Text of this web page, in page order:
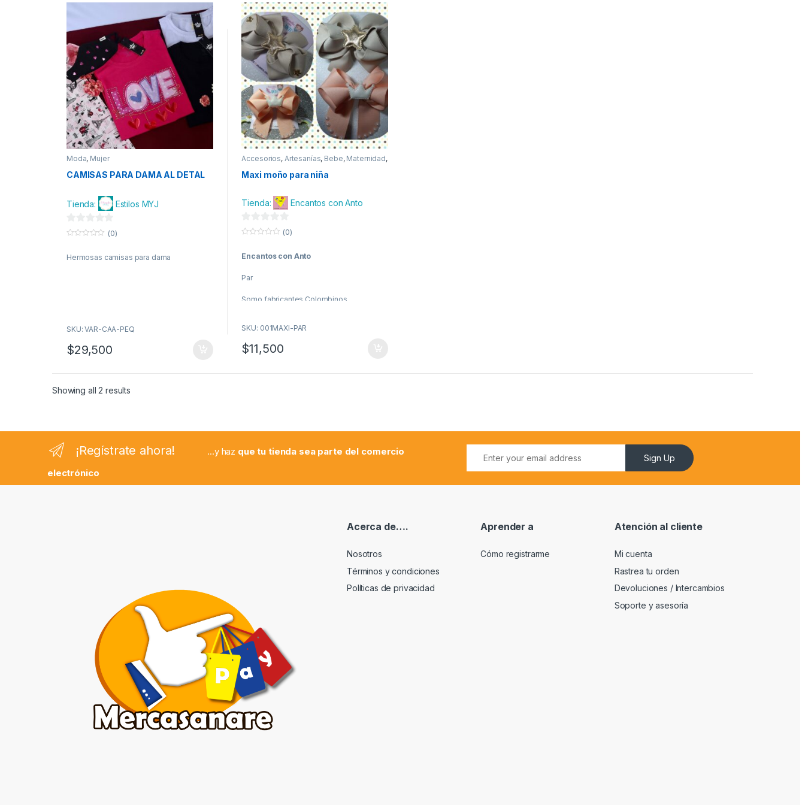
Moda, Mujer
CAMISAS PARA DAMA AL DETAL
Tienda: Estilos MYJ
0
e
u
(0)
Hermosas camisas para dama
SKU: VAR-CAA-PEQ
$29,500
Accesorios, Artesanías, Bebe, Maternidad,
Moños y Moñas , ,
Maxi moño para niña
Tienda: Encantos con Anto
0
e
u
f
(0)
Encantos con Anto
Par
Somo fabricantes Colombinos
SKU: 001MAXI-PAR
$11,500
Showing all 2 results
¡Regístrate ahora! ...y haz que tu tienda sea parte del comercio
electrónico
Sign Up
Acerca de….
Nosotros
Términos y condiciones
Políticas de privacidad
Aprender a
Cómo registrarme
Atención al cliente
Mi cuenta
Rastrea tu orden
Devoluciones / Intercambios
Soporte y asesoría